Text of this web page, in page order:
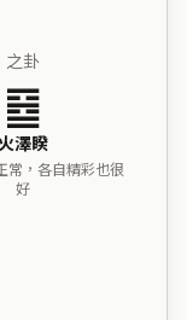
之卦
䷥
火澤睽
常，各自精彩也很
好